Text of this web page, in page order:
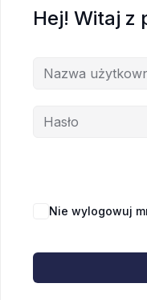
Hej! Witaj z
Nie wylogowuj